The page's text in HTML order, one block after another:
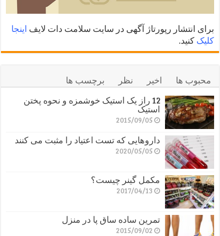
برای انتشار رپورتاژ آگهی در سایت سلامت دات لایف اینجا
کلیک کنید.
محبوب ها اخیر نظر
برچسب ها
12 راز یک استیک خوشمزه و نحوه پختن
استیک
2015/09/05
داروهایی که تست اعتیاد را مثبت می کنند
2020/05/05
مکمل گینر چیست؟
2017/04/13
تمرین ساده ساق پا در منزل
2015/09/02